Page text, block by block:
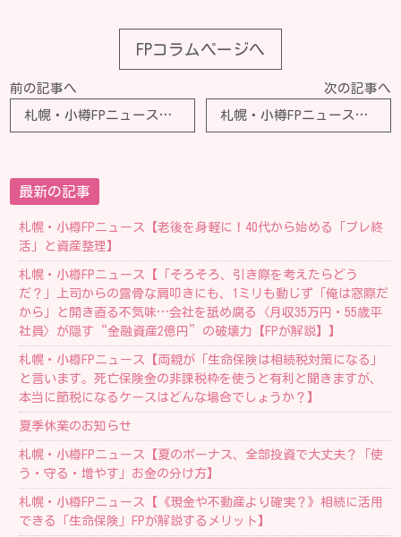
FPコラムページへ
前の記事へ
札幌・小樽FPニュース【面倒を看てくれた長男夫婦へ。80代亡き母が用意した「生命保険金700万円」…ちゃっかり者の妹が“保険会社のルールに則って”根こそぎ奪えてしまったワケ【CFPが解説】】
次の記事へ
札幌・小樽FPニュース【後悔しています…退職金2,300万円、定年直前の年収1,200万円だった63歳男性の懺悔。老後に潜む年金生活の“思わぬ落とし穴”】
最新の記事
札幌・小樽FPニュース【老後を身軽に！40代から始める「プレ終
活」と資産整理】
札幌・小樽FPニュース【「そろそろ、引き際を考えたらどう
だ？」上司からの露骨な肩叩きにも、1ミリも動じず「俺は窓際だ
から」と開き直る不気味…会社を舐め腐る〈月収35万円・55歳平
社員〉が隠す“金融資産2億円”の破壊力【FPが解説】】
札幌・小樽FPニュース【両親が「生命保険は相続税対策になる」
と言います。死亡保険金の非課税枠を使うと有利と聞きますが、
本当に節税になるケースはどんな場合でしょうか？】
夏季休業のお知らせ
札幌・小樽FPニュース【夏のボーナス、全部投資で大丈夫？「使
う・守る・増やす」お金の分け方】
札幌・小樽FPニュース【《現金や不動産より確実？》相続に活用
できる「生命保険」FPが解説するメリット】